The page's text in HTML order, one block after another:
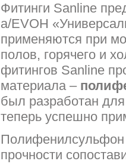
Фитинги Sanline
a/EVOH
применяются при
полов, горячего и
фитингов Sanline
материала –
был разработан
теперь успешно
Полифенилсульфон
прочности